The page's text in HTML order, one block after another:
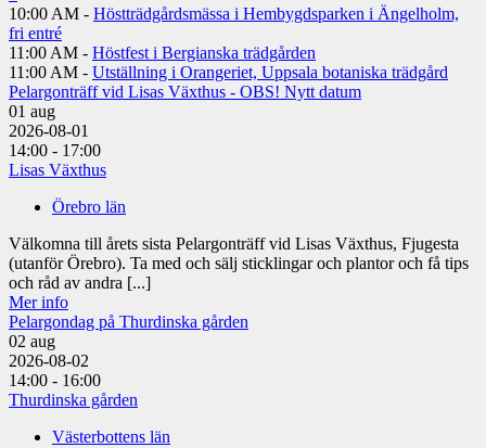
10:00 AM - Höstträdgårdsmässa i Hembygdsparken i Ängelholm,
fri entré
11:00 AM - Höstfest i Bergianska trädgården
11:00 AM - Utställning i Orangeriet, Uppsala botaniska trädgård
Pelargonträff vid Lisas Växthus - OBS! Nytt datum
01 aug
2026-08-01
14:00 - 17:00
Lisas Växthus
Örebro län
Välkomna till årets sista Pelargonträff vid Lisas Växthus, Fjugesta
(utanför Örebro). Ta med och sälj sticklingar och plantor och få tips
och råd av andra [...]
Mer info
Pelargondag på Thurdinska gården
02 aug
2026-08-02
14:00 - 16:00
Thurdinska gården
Västerbottens län